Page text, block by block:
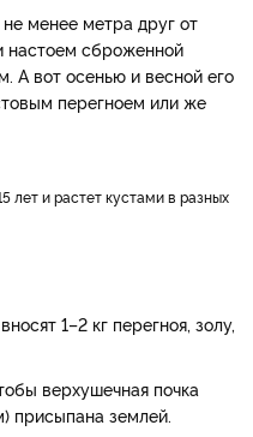
менее метра друг от
настоем сброженной
А вот осенью и весной его
перегноем или же
1–2 кг перегноя, золу,
верхушечная почка
присыпана землей.